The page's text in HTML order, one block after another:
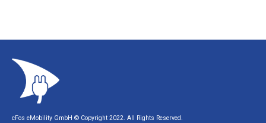
cFos eMobility GmbH © Copyright 2022. All Rights Reserved.